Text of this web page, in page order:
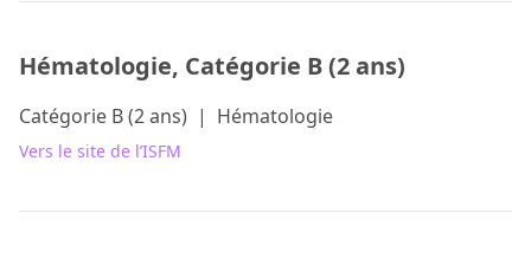
Hématologie, Catégorie B (2 ans)
Catégorie B (2 ans) | Hématologie
Vers le site de l’ISFM